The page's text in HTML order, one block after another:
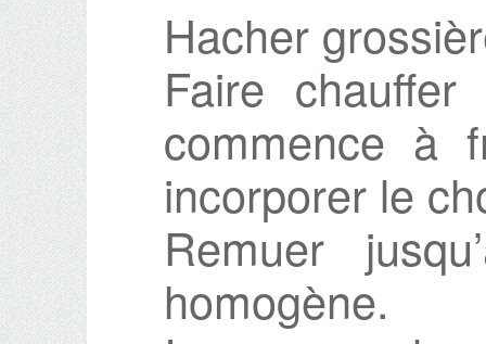
Hacher
Faire
commence à
incorporer le
Remuer
homogène.